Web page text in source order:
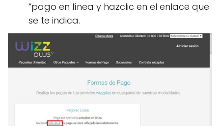
“pago en línea y hazclic en el enlace que
se te indica.